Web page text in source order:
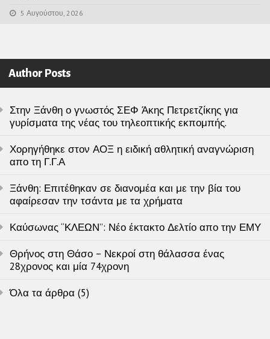
5 Αυγούστου, 2026
Author Posts
Στην Ξάνθη ο γνωστός ΣΕΦ Άκης Πετρετζίκης για
γυρίσματα της νέας του τηλεοπτικής εκπομπής.
Χορηγήθηκε στον ΑΟΞ η ειδική αθλητική αναγνώριση
απο τη Γ.Γ.Α
Ξάνθη: Επιτέθηκαν σε διανομέα και με την βία του
αφαίρεσαν την τσάντα με τα χρήματα
Καύσωνας “ΚΛΕΩΝ”: Νέο έκτακτο Δελτίο απο την ΕΜΥ
Θρήνος στη Θάσο – Νεκροί στη θάλασσα ένας
28χρονος και μία 74χρονη
Όλα τα άρθρα (5)